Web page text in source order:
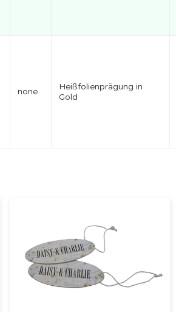
none
Heißfolienprägung in
Gold